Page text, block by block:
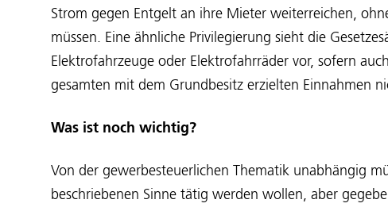
Strom gegen Entgelt an ihre Mieter weiterreichen,
müssen. Eine ähnliche Privilegierung sieht die
Elektrofahrzeuge oder Elektrofahrräder vor, sofern
gesamten mit dem Grundbesitz erzielten Einnahmen
Was ist noch wichtig?
Von der gewerbesteuerlichen Thematik unabhängig
beschriebenen Sinne tätig werden wollen, aber